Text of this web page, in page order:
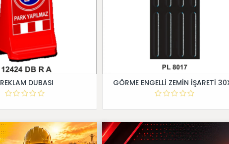
REKLAM DUBASI GÖRME ENGELLİ ZEMİN İŞARETİ